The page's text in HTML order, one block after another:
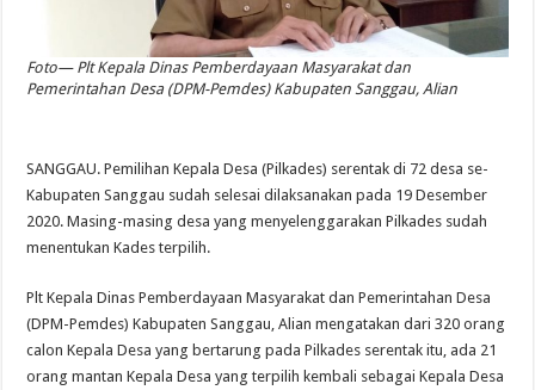
Foto— Plt Kepala Dinas Pemberdayaan Masyarakat dan
Pemerintahan Desa (DPM-Pemdes) Kabupaten Sanggau, Alian
SANGGAU. Pemilihan Kepala Desa (Pilkades) serentak di 72 desa se-
Kabupaten Sanggau sudah selesai dilaksanakan pada 19 Desember
2020. Masing-masing desa yang menyelenggarakan Pilkades sudah
menentukan Kades terpilih.
Plt Kepala Dinas Pemberdayaan Masyarakat dan Pemerintahan Desa
(DPM-Pemdes) Kabupaten Sanggau, Alian mengatakan dari 320 orang
calon Kepala Desa yang bertarung pada Pilkades serentak itu, ada 21
orang mantan Kepala Desa yang terpilih kembali sebagai Kepala Desa